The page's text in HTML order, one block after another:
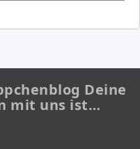
Deine
mit uns ist…